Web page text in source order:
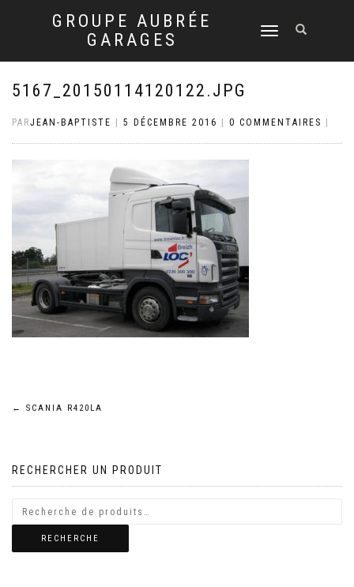
GROUPE AUBRÉE
GARAGES
DÉPLIER
NAVIGATION
5167_20150114120122.JPG
PARJEAN-BAPTISTE 5 DÉCEMBRE 2016 0 COMMENTAIRES
Navigation
l’article
← SCANIA R420LA
RECHERCHER UN PRODUIT
RECHERCHE